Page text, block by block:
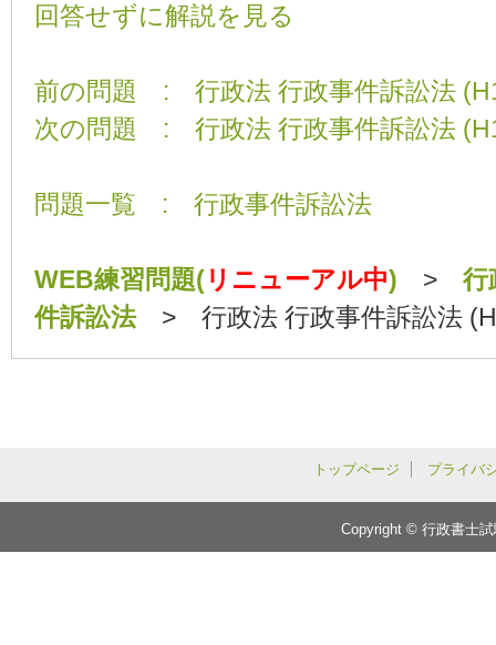
回答せずに解説を見る
前の問題 : 行政法 行政事件訴訟法
次の問題 : 行政法 行政事件訴訟法
問題一覧 : 行政事件訴訟法
WEB練習問題(リニューアル中) > 行
件訴訟法> 行政法 行政事件訴訟法
トップページ プライバ
Copyright © 行政書士